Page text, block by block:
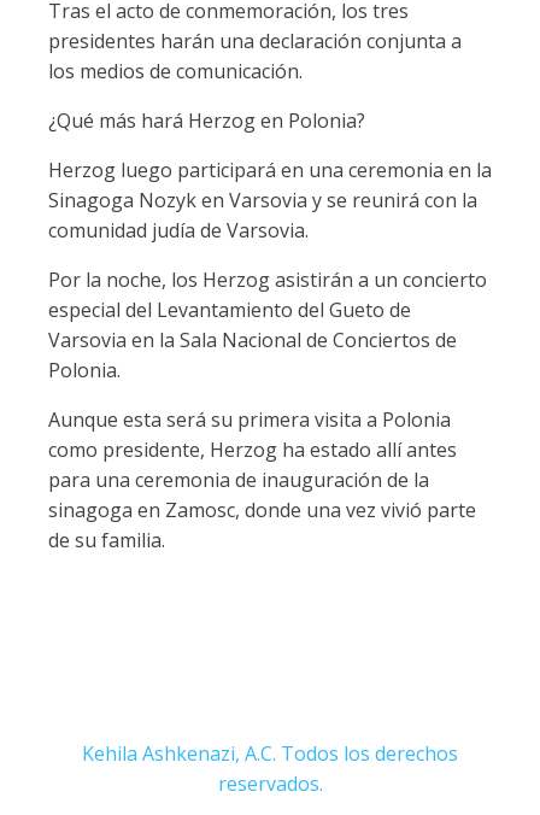
Tras el acto de conmemoración, los tres
presidentes harán una declaración conjunta a
los medios de comunicación.
¿Qué más hará Herzog en Polonia?
Herzog luego participará en una ceremonia en la
Sinagoga Nozyk en Varsovia y se reunirá con la
comunidad judía de Varsovia.
Por la noche, los Herzog asistirán a un concierto
especial del Levantamiento del Gueto de
Varsovia en la Sala Nacional de Conciertos de
Polonia.
Aunque esta será su primera visita a Polonia
como presidente, Herzog ha estado allí antes
para una ceremonia de inauguración de la
sinagoga en Zamosc, donde una vez vivió parte
de su familia.
Kehila Ashkenazi, A.C. Todos los derechos
reservados.